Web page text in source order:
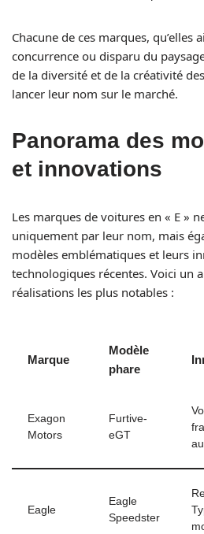
Chacune de ces marques, qu’elles
concurrence ou disparu du
de la diversité et de la créativité
lancer leur nom sur le marché.
Panorama des
et innovations
Les marques de voitures en « E »
uniquement par leur nom, mais
modèles emblématiques et leurs
technologiques récentes. Voici un
réalisations les plus notables :
Marque
Modèle
phare
Exagon
Motors
Furtive-
eGT
Eagle
Eagle
Speedster